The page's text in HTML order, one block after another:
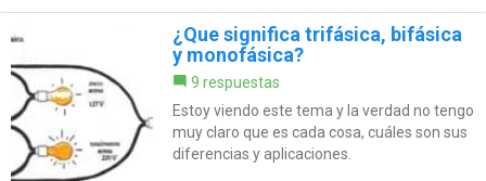
¿Que significa trifásica, bifásica
y monofásica?
9 respuestas
Estoy viendo este tema y la verdad no tengo
muy claro que es cada cosa, cuáles son sus
diferencias y aplicaciones.